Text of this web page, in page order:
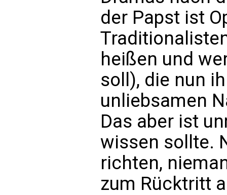
der Papst ist
heißen und
soll), die nun
unliebsamen
Das aber ist
wissen sollte.
richten,
zum Rücktritt